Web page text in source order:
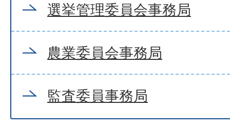
選挙管理委員会事務局
農業委員会事務局
監査委員事務局